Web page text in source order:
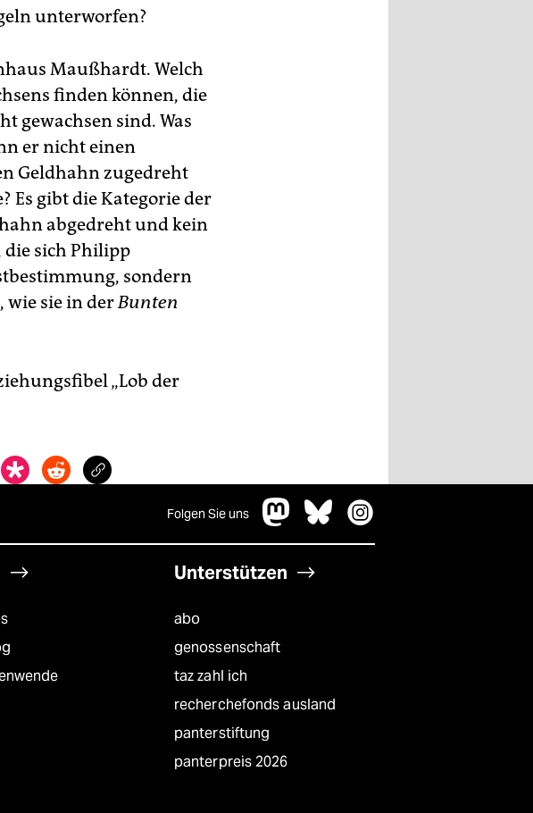
unterworfen?
Maußhardt. Welch
finden können, die
gewachsen sind. Was
er nicht einen
Geldhahn zugedreht
Es gibt die Kategorie der
abgedreht und kein
die sich Philipp
sondern
wie sie in derBunten
„Lob der
Folgen Sie uns
Unterstützen
abo
genossenschaft
taz zahl ich
recherchefonds ausland
panterstiftung
panterpreis 2026